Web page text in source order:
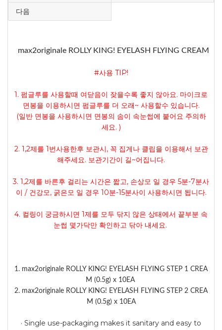
다음
max2originale ROLLY KING! EYELASH FLYING CREAM
#사용 TIP!
1. 펌글루를 사용할때 여닫음이 잦을수록 좋지 않아요. 마이크로
면봉을 이용하시면 펌글루를 더 오래~ 사용할수 있습니다.
(일반 면봉을 사용하시면 면봉의 솜이 속눈썹에 붙어요 주의하
세요. )
2. 1,2제를 1번사용한후 보관시, 꼭 집게나 클립을 이용해서 보관
해주세요. 보관기간이 길~어집니다.
3. 1,2제를 바른후 걸리는 시간은 짧고, 손상모 일 경우 5분-7분사
이 / 건강모, 굵은모 일 경우 10분-15분사이 사용하시면 됩니다.
4. 컬링이 궁금하시면 1제를 모두 닦지 않은 상태에서 끝부분 속
눈썹 몇가닥만 확인하고 닦아 내세요.
1. max2originale ROLLY KING! EYELASH FLYING STEP 1 CREA
M (0.5g) x 10EA
2. max2originale ROLLY KING! EYELASH FLYING STEP 2 CREA
M (0.5g) x 10EA
· Single use-packaging makes it sanitary and easy to